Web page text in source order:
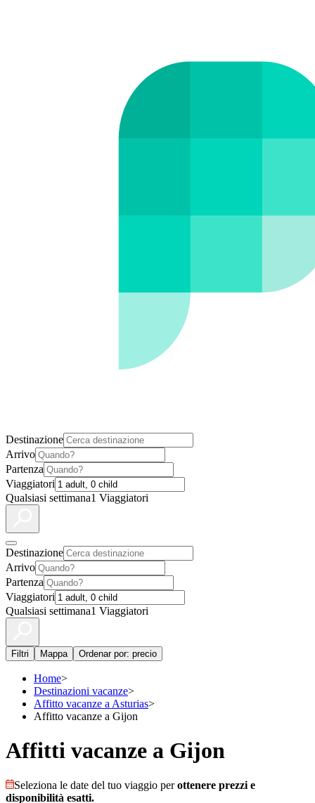
Destinazione
Arrivo
Partenza
Viaggiatori
Qualsiasi settimana1 Viaggiatori
Destinazione
Arrivo
Partenza
Viaggiatori
Qualsiasi settimana1 Viaggiatori
Filtri Mappa Ordenar por: precio
Home>
Destinazioni vacanze>
Affitto vacanze a Asturias>
Affitto vacanze a Gijon
Affitti vacanze a Gijon
Seleziona le date del tuo viaggio perottenere prezzi e
disponibilità esatti.